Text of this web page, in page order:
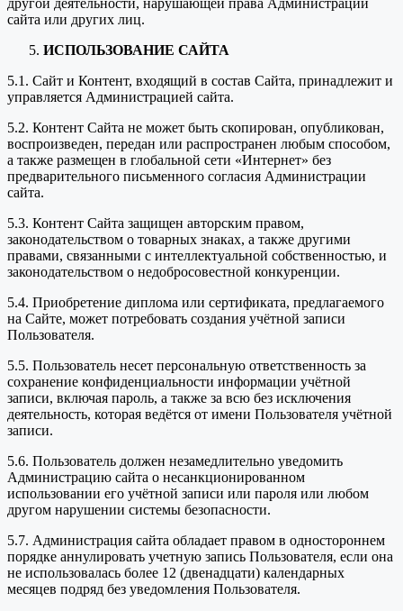
другой деятельности, нарушающей права Администрации
сайта или других лиц.
ИСПОЛЬЗОВАНИЕ САЙТА
5.1. Сайт и Контент, входящий в состав Сайта, принадлежит и
управляется Администрацией сайта.
5.2. Контент Сайта не может быть скопирован, опубликован,
воспроизведен, передан или распространен любым способом,
а также размещен в глобальной сети «Интернет» без
предварительного письменного согласия Администрации
сайта.
5.3. Контент Сайта защищен авторским правом,
законодательством о товарных знаках, а также другими
правами, связанными с интеллектуальной собственностью, и
законодательством о недобросовестной конкуренции.
5.4. Приобретение диплома или сертификата, предлагаемого
на Сайте, может потребовать создания учётной записи
Пользователя.
5.5. Пользователь несет персональную ответственность за
сохранение конфиденциальности информации учётной
записи, включая пароль, а также за всю без исключения
деятельность, которая ведётся от имени Пользователя учётной
записи.
5.6. Пользователь должен незамедлительно уведомить
Администрацию сайта о несанкционированном
использовании его учётной записи или пароля или любом
другом нарушении системы безопасности.
5.7. Администрация сайта обладает правом в одностороннем
порядке аннулировать учетную запись Пользователя, если она
не использовалась более 12 (двенадцати) календарных
месяцев подряд без уведомления Пользователя.